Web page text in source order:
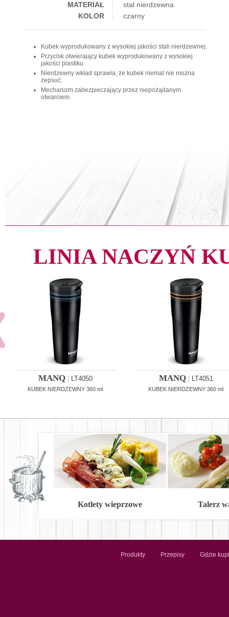
MATERIAŁ
stal nierdzewna
KOLOR
czarny
Kubek wyprodukowany z wysokiej jakości stali nierdzewnej.
Przycisk otwierający kubek wyprodukowany z wysokiej
jakości plastiku.
Nierdzewny wkład sprawia, że kubek niemal nie można
zepsuć.
Mechanizm zabezpieczający przez niepożądanym
otwarciem.
LINIA NACZYŃ
MANQ LT4050
KUBEK NIERDZEWNY 360 ml
MANQ LT4051
KUBEK NIERDZEWNY 360 ml
Kotlety wieprzowe Talerz
Produkty Przepisy Gdzie